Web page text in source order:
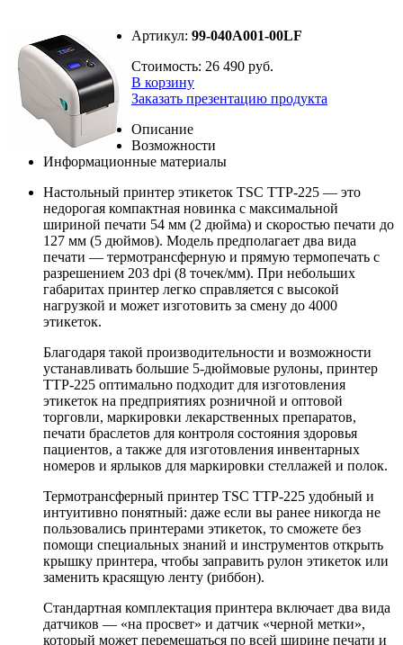
Артикул: 99-040A001-00LF
Стоимость: 26 490 руб.
В корзину
Заказать презентацию продукта
Описание
Возможности
Информационные материалы
Настольный принтер этикеток TSC TTP-225 — это
недорогая компактная новинка с максимальной
шириной печати 54 мм (2 дюйма) и скоростью печати до
127 мм (5 дюймов). Модель предполагает два вида
печати — термотрансферную и прямую термопечать с
разрешением 203 dpi (8 точек/мм). При небольших
габаритах принтер легко справляется с высокой
нагрузкой и может изготовить за смену до 4000
этикеток.
Благодаря такой производительности и возможности
устанавливать большие 5-дюймовые рулоны, принтер
TTP-225 оптимально подходит для изготовления
этикеток на предприятиях розничной и оптовой
торговли, маркировки лекарственных препаратов,
печати браслетов для контроля состояния здоровья
пациентов, а также для изготовления инвентарных
номеров и ярлыков для маркировки стеллажей и полок.
Термотрансферный принтер TSC TTP-225 удобный и
интуитивно понятный: даже если вы ранее никогда не
пользовались принтерами этикеток, то сможете без
помощи специальных знаний и инструментов открыть
крышку принтера, чтобы заправить рулон этикеток или
заменить красящую ленту (риббон).
Стандартная комплектация принтера включает два вида
датчиков — «на просвет» и датчик «черной метки»,
который может перемещаться по всей ширине печати и